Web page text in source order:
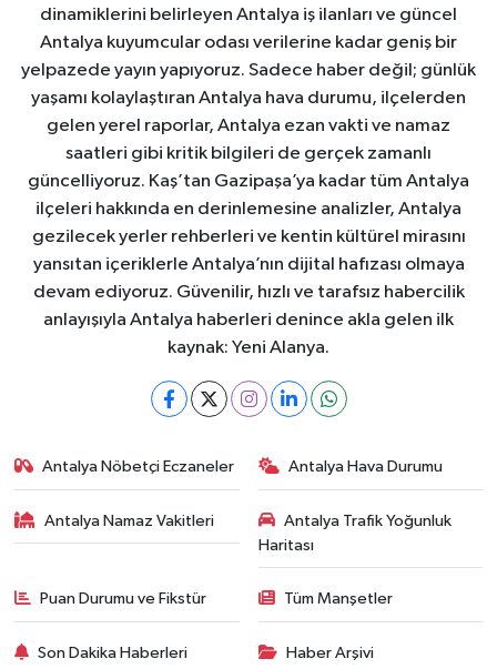
dinamiklerini belirleyen Antalya iş ilanları ve güncel
Antalya kuyumcular odası verilerine kadar geniş bir
yelpazede yayın yapıyoruz. Sadece haber değil; günlük
yaşamı kolaylaştıran Antalya hava durumu, ilçelerden
gelen yerel raporlar, Antalya ezan vakti ve namaz
saatleri gibi kritik bilgileri de gerçek zamanlı
güncelliyoruz. Kaş’tan Gazipaşa’ya kadar tüm Antalya
ilçeleri hakkında en derinlemesine analizler, Antalya
gezilecek yerler rehberleri ve kentin kültürel mirasını
yansıtan içeriklerle Antalya’nın dijital hafızası olmaya
devam ediyoruz. Güvenilir, hızlı ve tarafsız habercilik
anlayışıyla Antalya haberleri denince akla gelen ilk
kaynak: Yeni Alanya.
Antalya Nöbetçi Eczaneler Antalya Hava Durumu
Antalya Namaz Vakitleri
Antalya Trafik Yoğunluk
Haritası
Puan Durumu ve Fikstür Tüm Manşetler
Son Dakika Haberleri Haber Arşivi